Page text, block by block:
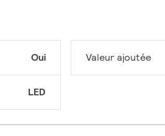
Oui
LED
Valeur ajoutée